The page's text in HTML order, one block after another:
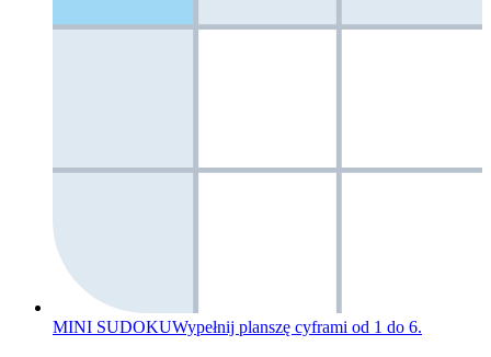
MINI SUDOKUWypełnij planszę cyframi od 1 do 6.